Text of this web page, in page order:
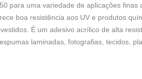
para uma variedade de aplicações
boa resistência aos UV e produtos
É um adesivo acrílico de alta
laminadas, fotografias, tecidos,